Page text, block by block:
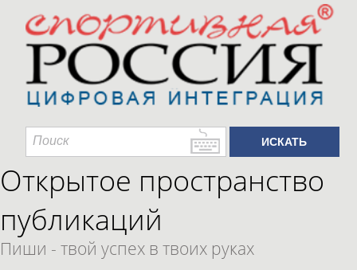
Открытое пространство
публикаций
Пиши - твой успех в твоих руках